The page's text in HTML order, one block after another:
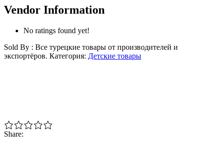
Vendor Information
No ratings found yet!
Sold By : Все турецкие товары от производителей и
экспортёров. Категория: Детские товары
Share: